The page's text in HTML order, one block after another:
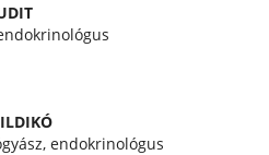
endokrinológus